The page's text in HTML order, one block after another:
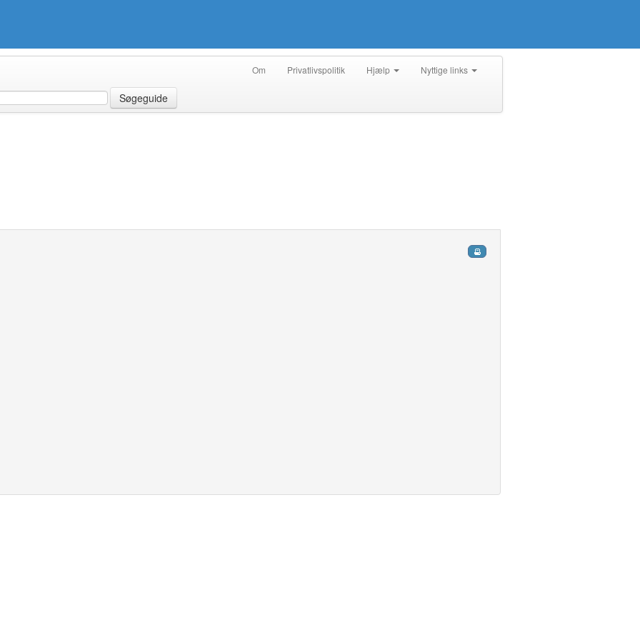
Om Privatlivspolitik Hjælp Nyttige links
Søgeguide